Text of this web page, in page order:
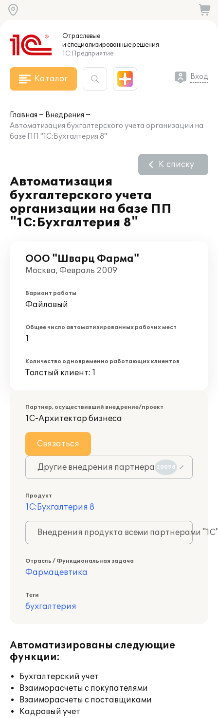
Отраслевые
и специализированныерешения
1С:Предприятие
Каталог Вход
Главная
Внедрения
Автоматизация бухгалтерского учета организации на
базе ПП "1С:Бухгалтерия 8"
Автоматизация
бухгалтерского учета
организации на базе ПП
"1С:Бухгалтерия 8"
К списку
ООО "Шварц Фарма"
Москва, Февраль 2009
Вариант работы
Файловый
Общее число автоматизированных рабочих мест
1
Количество одновременно работающих клиентов
Толстый клиент: 1
Партнер, осуществивший внедрение/проект
1С-Архитектор бизнеса
Связаться
Другие внедрения партнера 20098
Продукт
1С:Бухгалтерия 8
Внедрения продукта всеми партнерами
Отрасль / Функциональная задача
Фармацевтика
Теги
бухгалтерия
Автоматизированы следующие
функции:
Бухгалтерский учет
Взаиморасчеты с покупателями
Взаиморасчеты с поставщиками
Кадровый учет